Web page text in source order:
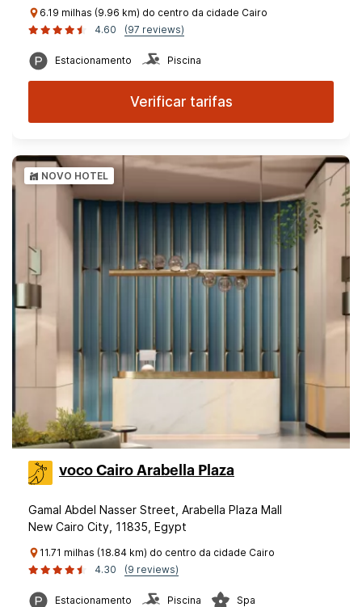
6.19 milhas (9.96 km) do centro da cidade Cairo
4.60
(97 reviews)
Estacionamento Piscina
Verificar tarifas
NOVO HOTEL
voco Cairo Arabella Plaza
Gamal Abdel Nasser Street, Arabella Plaza Mall
New Cairo City, 11835, Egypt
11.71 milhas (18.84 km) do centro da cidade Cairo
4.30
(9 reviews)
Estacionamento Piscina Spa